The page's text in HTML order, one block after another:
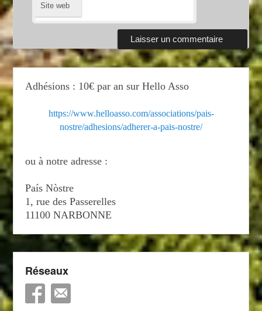
Site web
Adhésions : 10€ par an sur Hello Asso
https://www.helloasso.com/associations/pais-
nostre/adhesions/adherer-a-pais-nostre/
ou à notre adresse :
País Nòstre
1, rue des Passerelles
11100 NARBONNE
Réseaux